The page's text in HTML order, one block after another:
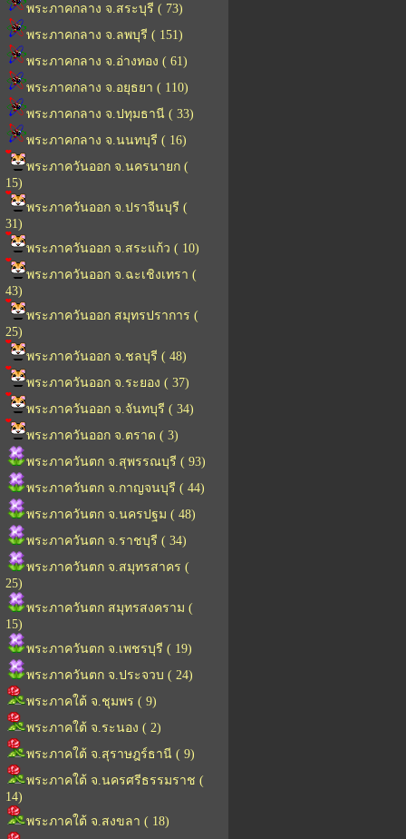
พระภาคกลาง จ.สระบุรี ( 73)
พระภาคกลาง จ.ลพบุรี ( 151)
พระภาคกลาง จ.อ่างทอง ( 61)
พระภาคกลาง จ.อยุธยา ( 110)
พระภาคกลาง จ.ปทุมธานี ( 33)
พระภาคกลาง จ.นนทบุรี ( 16)
พระภาควันออก จ.นครนายก (
15)
พระภาควันออก จ.ปราจีนบุรี (
31)
พระภาควันออก จ.สระแก้ว ( 10)
พระภาควันออก จ.ฉะเชิงเทรา (
43)
พระภาควันออก สมุทรปราการ (
25)
พระภาควันออก จ.ชลบุรี ( 48)
พระภาควันออก จ.ระยอง ( 37)
พระภาควันออก จ.จันทบุรี ( 34)
พระภาควันออก จ.ตราด ( 3)
พระภาควันตก จ.สุพรรณบุรี ( 93)
พระภาควันตก จ.กาญจนบุรี ( 44)
พระภาควันตก จ.นครปฐม ( 48)
พระภาควันตก จ.ราชบุรี ( 34)
พระภาควันตก จ.สมุทรสาคร (
25)
พระภาควันตก สมุทรสงคราม (
15)
พระภาควันตก จ.เพชรบุรี ( 19)
พระภาควันตก จ.ประจวบ ( 24)
พระภาคใต้ จ.ชุมพร ( 9)
พระภาคใต้ จ.ระนอง ( 2)
พระภาคใต้ จ.สุราษฎร์ธานี ( 9)
พระภาคใต้ จ.นครศรีธรรมราช (
14)
พระภาคใต้ จ.สงขลา ( 18)